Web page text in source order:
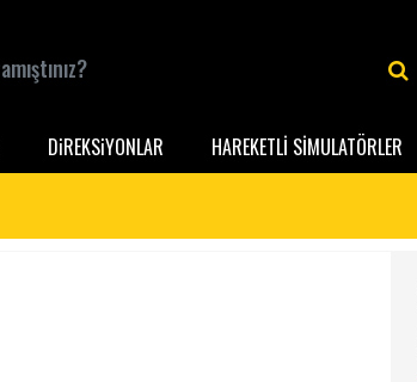
DiREKSiYONLAR HAREKETLİ SİMULATÖRLER